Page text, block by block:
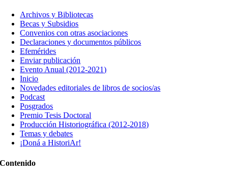
Archivos y Bibliotecas
Becas y Subsidios
Convenios con otras asociaciones
Declaraciones y documentos públicos
Efemérides
Enviar publicación
Evento Anual (2012-2021)
Inicio
Novedades editoriales de libros de socios/as
Podcast
Posgrados
Premio Tesis Doctoral
Producción Historiográfica (2012-2018)
Temas y debates
¡Doná a HistoriAr!
Contenido